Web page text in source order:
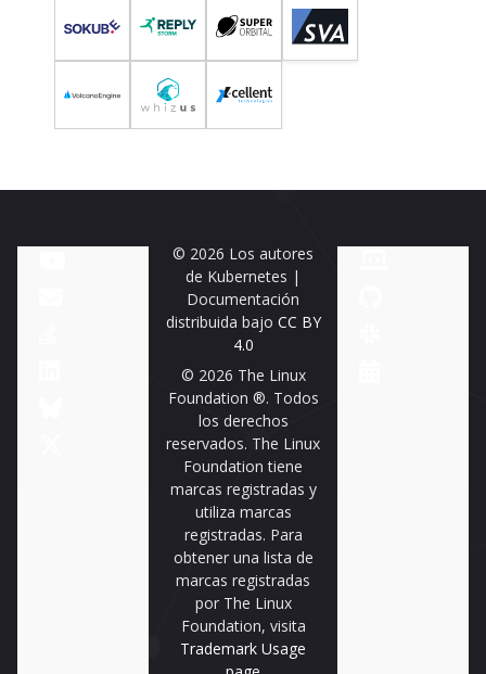
© 2026 Los autores
de Kubernetes |
Documentación
distribuida bajo CC BY
4.0
© 2026 The Linux
Foundation ®. Todos
los derechos
reservados. The Linux
Foundation tiene
marcas registradas y
utiliza marcas
registradas. Para
obtener una lista de
marcas registradas
por The Linux
Foundation, visita
Trademark Usage